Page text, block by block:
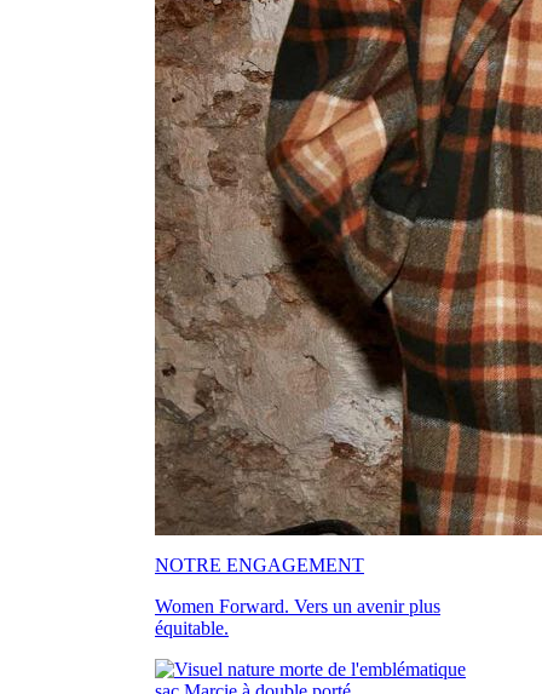
NOTRE ENGAGEMENT
Women Forward. Vers un avenir plus
équitable.